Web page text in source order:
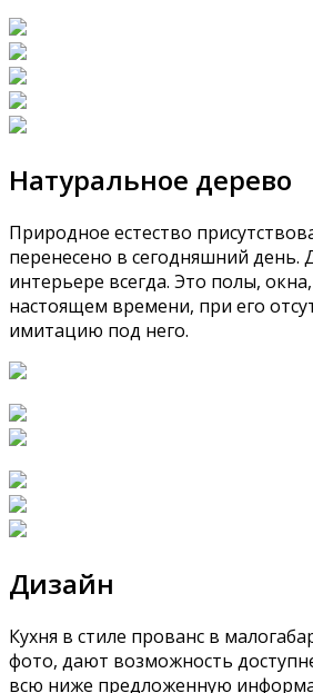
Натуральное дерево
Природное естество
перенесено в сегодняшний день.
интерьере всегда. Это полы,
настоящем времени, при его
имитацию под него.
Дизайн
Кухня в стиле прованс в
фото, дают возможность
всю ниже предложенную